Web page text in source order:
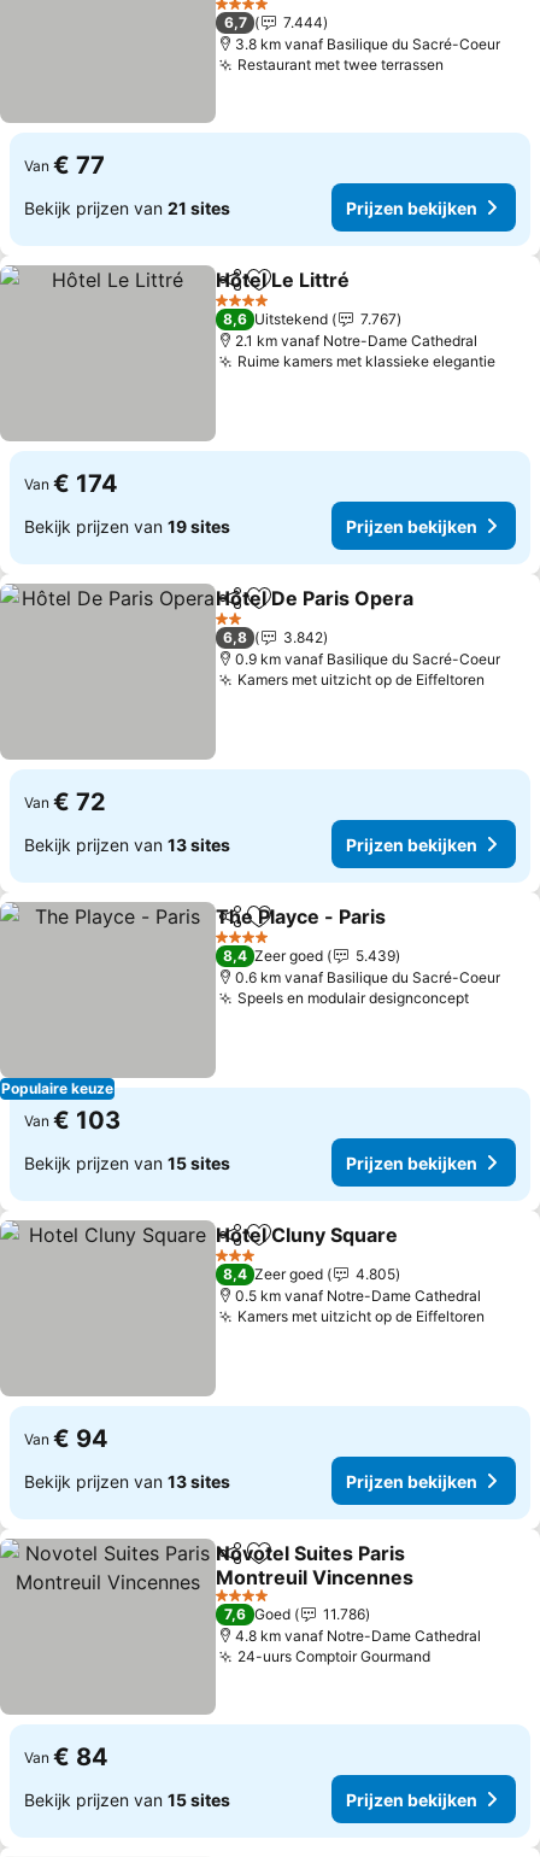
4 Sterren
6,7
7.444
3.8 km vanaf Basilique du Sacré-Coeur
Restaurant met twee terrassen
Van € 77
Bekijk prijzen van 21 sites Prijzen bekijken
DelenToevoegen aan favorieten
Hôtel Le Littré
4 Sterren
8,6 Uitstekend
7.767
2.1 km vanaf Notre-Dame Cathedral
Ruime kamers met klassieke elegantie
Van € 174
Bekijk prijzen van 19 sites Prijzen bekijken
DelenToevoegen aan favorieten
Hôtel De Paris Opera
2 Sterren
6,8
3.842
0.9 km vanaf Basilique du Sacré-Coeur
Kamers met uitzicht op de Eiffeltoren
Van € 72
Bekijk prijzen van 13 sites Prijzen bekijken
Populaire keuze
DelenToevoegen aan favorieten
The Playce - Paris
4 Sterren
8,4 Zeer goed
5.439
0.6 km vanaf Basilique du Sacré-Coeur
Speels en modulair designconcept
Van € 103
Bekijk prijzen van 15 sites Prijzen bekijken
DelenToevoegen aan favorieten
Hotel Cluny Square
3 Sterren
8,4 Zeer goed
4.805
0.5 km vanaf Notre-Dame Cathedral
Kamers met uitzicht op de Eiffeltoren
Van € 94
Bekijk prijzen van 13 sites Prijzen bekijken
DelenToevoegen aan favorieten
Novotel Suites Paris
Montreuil Vincennes
4 Sterren
7,6 Goed
11.786
4.8 km vanaf Notre-Dame Cathedral
24-uurs Comptoir Gourmand
Van € 84
Bekijk prijzen van 15 sites Prijzen bekijken